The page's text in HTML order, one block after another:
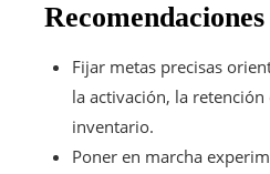
Fijar metas precisas
la activación, la
inventario.
Poner en marcha